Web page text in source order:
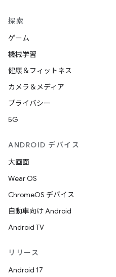
探索
ゲーム
機械学習
健康＆フィットネス
カメラ＆メディア
プライバシー
5G
ANDROID デバイス
大画面
Wear OS
ChromeOS デバイス
自動車向け Android
Android TV
リリース
Android 17